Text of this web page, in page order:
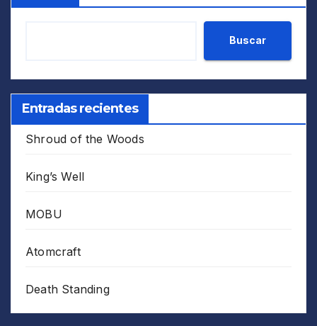
Buscar
Entradas recientes
Shroud of the Woods
King’s Well
MOBU
Atomcraft
Death Standing